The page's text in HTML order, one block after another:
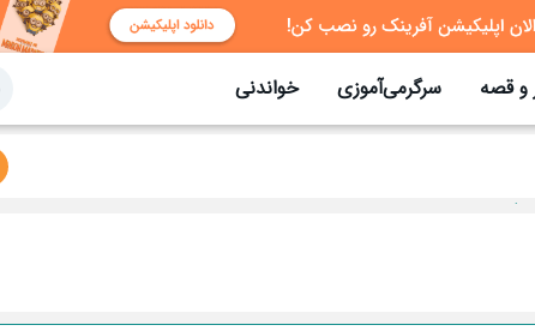
و قصه سرگرمی‌آموزی خواندنی